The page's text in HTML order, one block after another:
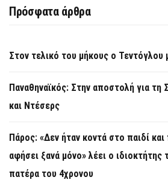
Πρόσφατα άρθρα
Στον τελικό του μήκους ο Τεντόγλου
Παναθηναϊκός: Στην αποστολή για τη
και Ντέσερς
Πάρος: «Δεν ήταν κοντά στο παιδί και
αφήσει ξανά μόνο» λέει ο ιδιοκτήτης
πατέρα του 4χρονου